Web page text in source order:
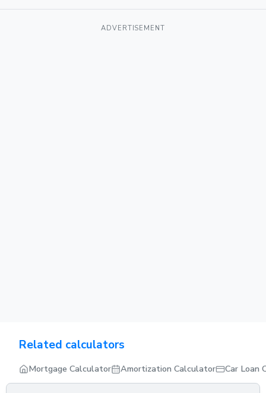
ADVERTISEMENT
Related calculators
Mortgage Calculator Amortization Calculator Car Loan